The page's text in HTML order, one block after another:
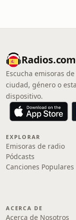
Escucha emisoras
ciudad, género o
dispositivo.
EXPLORAR
Emisoras de radio
Pódcasts
Canciones Populares
ACERCA DE
Acerca de Nosotros